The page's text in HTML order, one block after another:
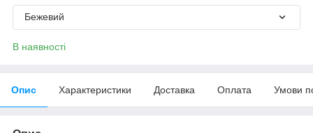
Бежевий
В наявності
Опис Характеристики Доставка Оплата Умови